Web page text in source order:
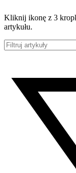
Kliknij ikonę z 3
artykułu.